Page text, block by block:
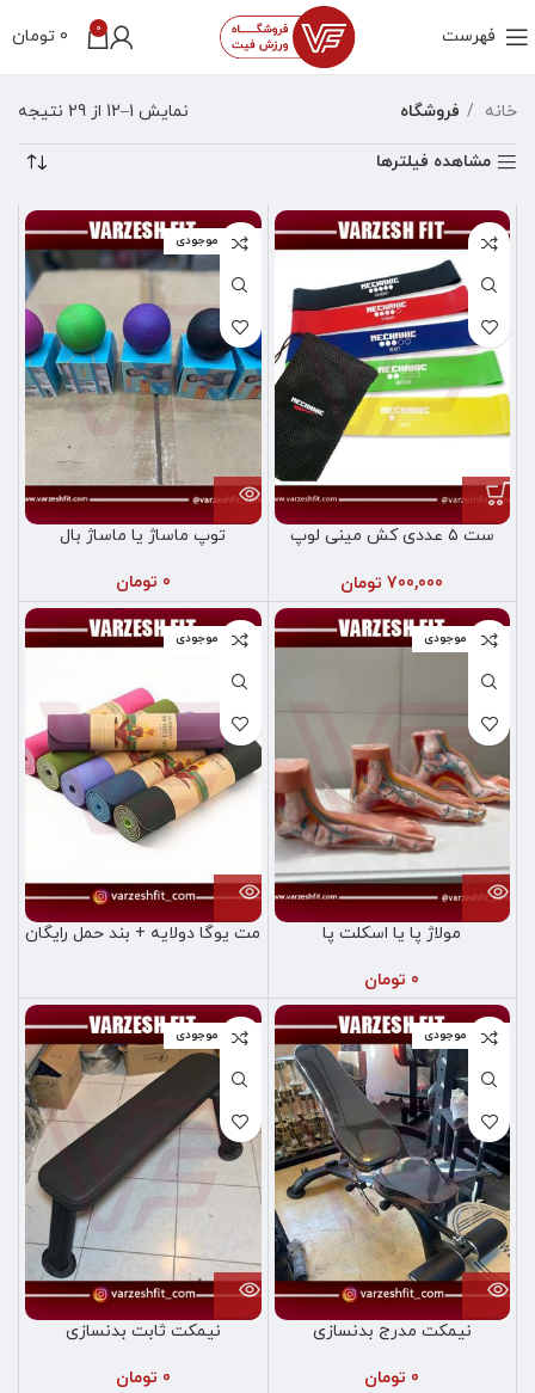
فهرست 0
0 تومان
خانه فروشگاه نمایش 1–12 از 29 نتیجه
مشاهده فیلترها
ست ۵ عددی کش مینی لوپ
700,000 تومان
اتمام موجودی
توپ ماساژ یا ماساژ بال
0 تومان
اتمام موجودی
مولاژ پا یا اسکلت پا
0 تومان
اتمام موجودی
مت یوگا دولایه + بند حمل رایگان
اتمام موجودی
نیمکت مدرج بدنسازی
0 تومان
اتمام موجودی
نیمکت ثابت بدنسازی
0 تومان